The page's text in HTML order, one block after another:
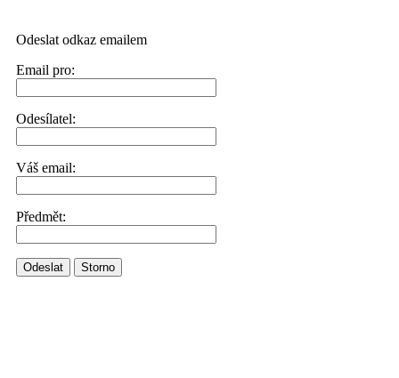
Odeslat odkaz emailem
Email pro:
Odesílatel:
Váš email:
Předmět:
Odeslat Storno